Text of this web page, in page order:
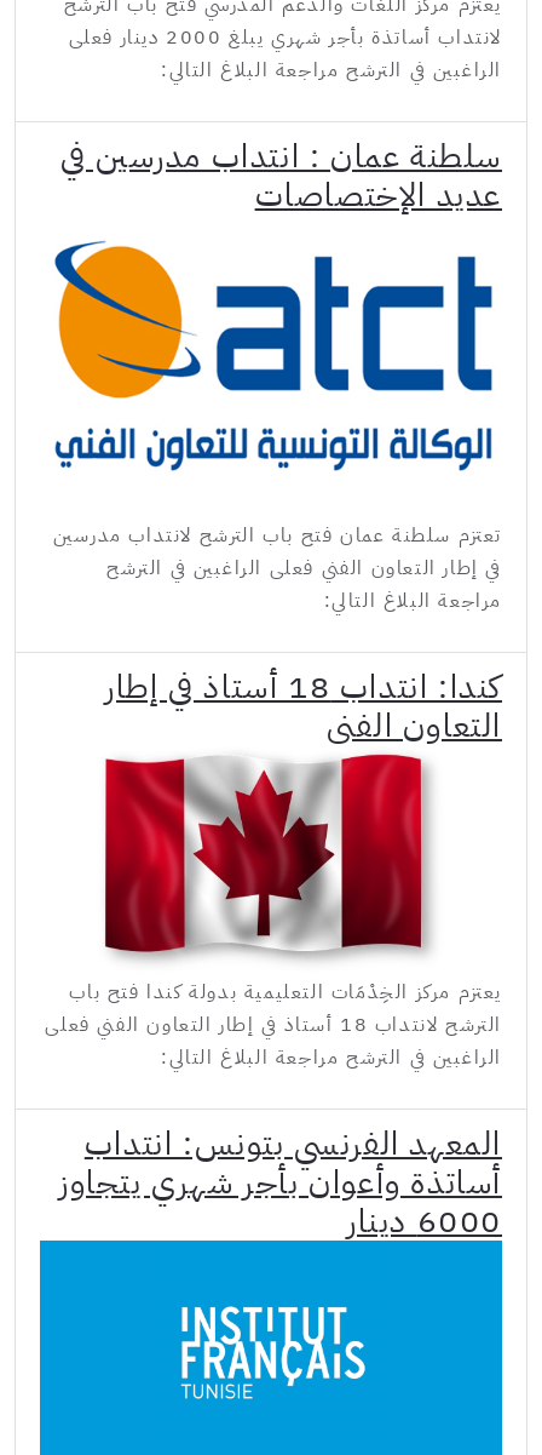
لانتداب أساتذة بأجر شهري يبلغ 2000 دينار فعلى
الراغبين في الترشح مراجعة البلاغ التالي:
سلطنة عمان : انتداب مدرسين في
عديد الإختصاصات
تعتزم سلطنة عمان فتح باب الترشح لانتداب مدرسين
في إطار التعاون الفني فعلى الراغبين في الترشح
مراجعة البلاغ التالي:
كندا: انتداب 18 أستاذ في إطار
التعاون الفني
يعتزم مركز الخِدْمَات التعليمية بدولة كندا فتح باب
الترشح لانتداب 18 أستاذ في إطار التعاون الفني فعلى
الراغبين في الترشح مراجعة البلاغ التالي:
المعهد الفرنسي بتونس: انتداب
أساتذة وأعوان بأجر شهري يتجاوز
6000 دينار